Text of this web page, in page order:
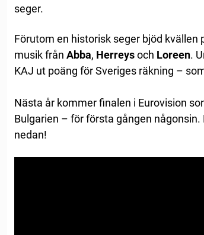
seger.
Förutom en historisk seger bjöd
musik från Abba, Herreysoch Loreen.
KAJ ut poäng för Sveriges räkning –
Nästa år kommer finalen i Eurovision
Bulgarien – för första gången
nedan!